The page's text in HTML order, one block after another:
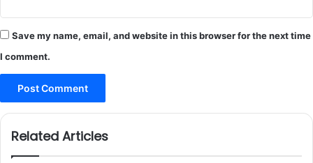
Save my name, email, and website in this browser for the next time
I comment.
Related Articles